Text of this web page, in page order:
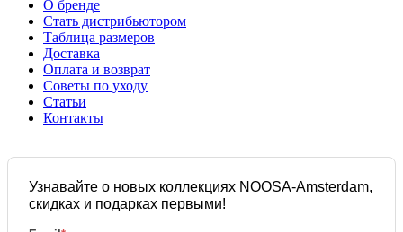
О бренде
Стать дистрибьютором
Таблица размеров
Доставка
Оплата и возврат
Советы по уходу
Статьи
Контакты
Узнавайте о новых коллекциях NOOSA-Amsterdam,
скидках и подарках первыми!